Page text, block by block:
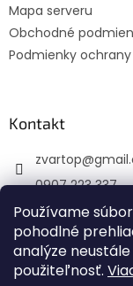
Používame
pohodlné
analýze
použiteľnosť.
Mapa serveru
Obchodné
Podmienky
Kontakt
zvartop@
0907 223 337
Sledujte nás
zvartop_s.r.o